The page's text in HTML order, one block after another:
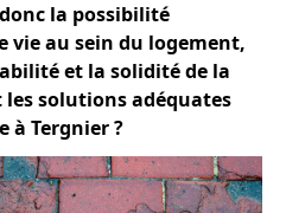
la possibilité
vie au sein du logement,
et la solidité de la
solutions adéquates
à Tergnier ?